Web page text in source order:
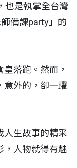
也是執掌全台灣
備課party」的
落跑。然而，
意外的，卻一躍
人生故事的精采
，人物就得有魅